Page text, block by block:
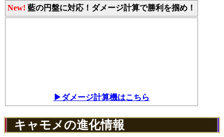
New! 藍の円盤に対応！ダメージ計算で勝利を掴め！
▶ダメージ計算機はこちら
キャモメの進化情報